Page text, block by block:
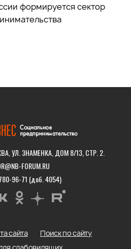
формируется сектор
УЛ. ЗНАМЕНКА, ДОМ 8/13, СТР. 2.
FORUM.RU
96-71 (доб. 4054)
сайта
Поиск по сайту